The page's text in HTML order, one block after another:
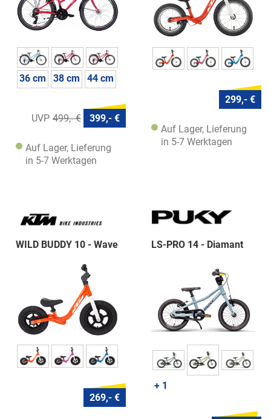
36 cm 38 cm 44 cm
499,- € 399,- €
Auf Lager, Lieferung
in 5-7 Werktagen
299,- €
Auf Lager, Lieferung
in 5-7 Werktagen
WILD BUDDY 10 - Wave
269,- €
LS-PRO 14 - Diamant
+ 1